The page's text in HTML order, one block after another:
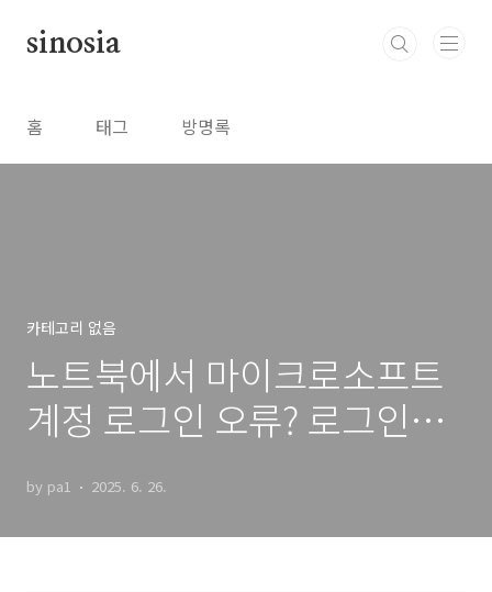
sinosia
홈 태그 방명록
카테고리 없음
노트북에서 마이크로소프트
계정 로그인 오류? 로그인은
이렇게 해결해보세요!
by pa1 2025. 6. 26.